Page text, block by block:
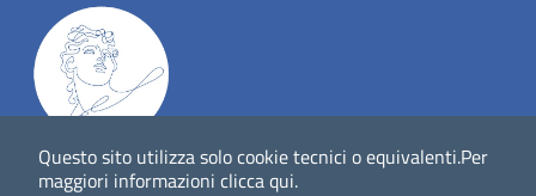
Questo sito utilizza solo cookie tecnici o equivalenti.Per
maggiori informazioni clicca qui.
DigItalia -rivista del digitale nei beni culturali